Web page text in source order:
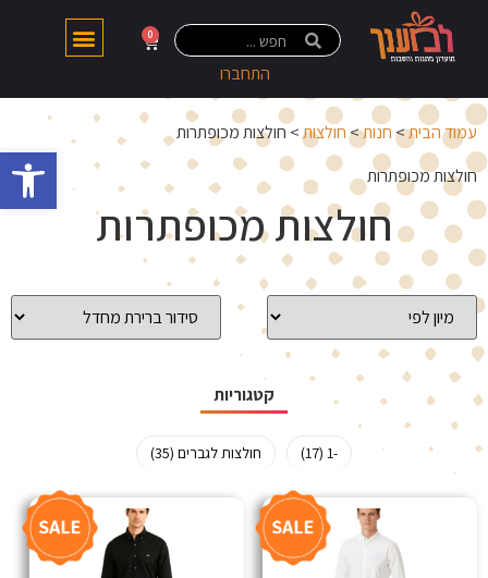
התחברו
0
עמוד הבית>חנות>חולצות> חולצות מכופתרות
חולצות מכופתרות
חולצות מכופתרות
קטגוריות
-1 (17) חולצות לגברים (35)